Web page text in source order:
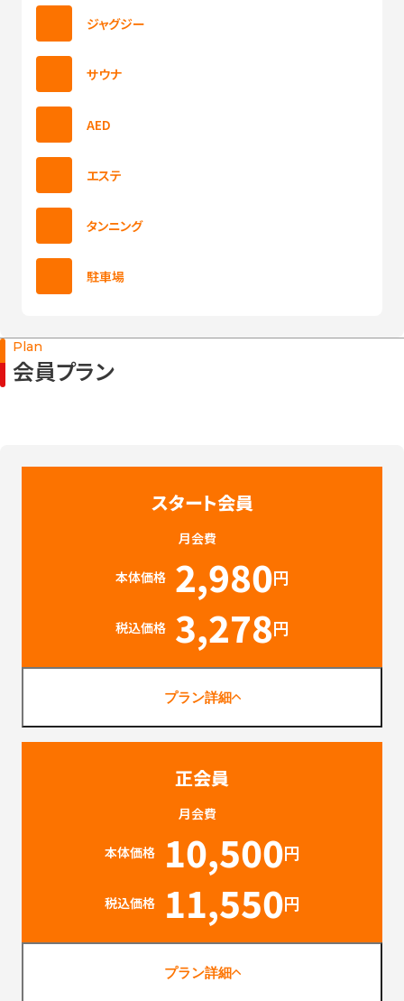
ジャグジー
サウナ
AED
エステ
タンニング
駐車場
Plan
会員プラン
スタート会員
月会費
本体価格 2,980円
税込価格 3,278円
プラン詳細
正会員
月会費
本体価格 10,500円
税込価格 11,550円
プラン詳細